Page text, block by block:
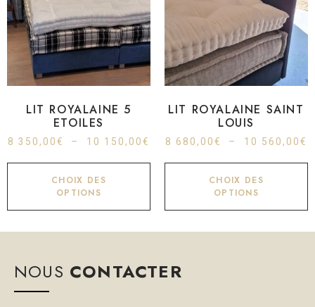
LIT ROYALAINE 5
ETOILES
8 350,00€ – 10 150,00€
CHOIX DES
OPTIONS
LIT ROYALAINE SAINT
LOUIS
8 680,00€ – 10 560,00€
CHOIX DES
OPTIONS
NOUS CONTACTER